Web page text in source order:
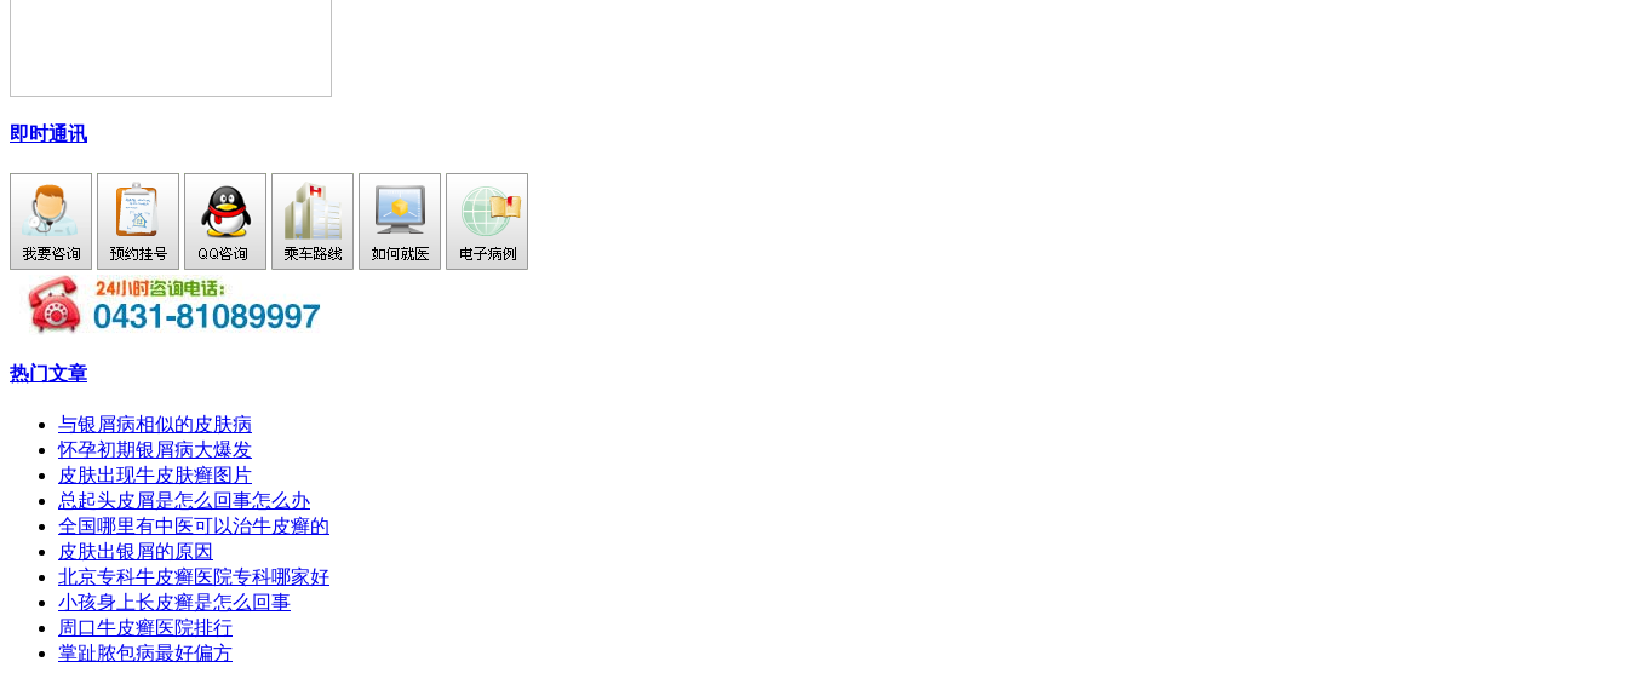
即时通讯
热门文章
与银屑病相似的皮肤病
怀孕初期银屑病大爆发
皮肤出现牛皮肤癣图片
总起头皮屑是怎么回事怎么办
全国哪里有中医可以治牛皮癣的
皮肤出银屑的原因
北京专科牛皮癣医院专科哪家好
小孩身上长皮癣是怎么回事
周口牛皮癣医院排行
掌趾脓包病最好偏方